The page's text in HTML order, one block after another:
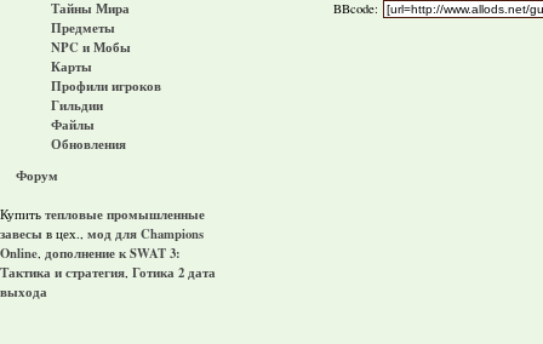
Тайны Мира
Предметы
NPC и Мобы
Карты
Профили игроков
Гильдии
Файлы
Обновления
Форум
Купить тепловые промышленные
завесы в цех., мод для Champions
Online, дополнение к SWAT 3:
Тактика и стратегия, Готика 2 дата
выхода
BBcode: